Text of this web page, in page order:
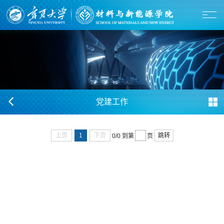
党建工作
上页 1 下页 0/0 到第 页 跳转